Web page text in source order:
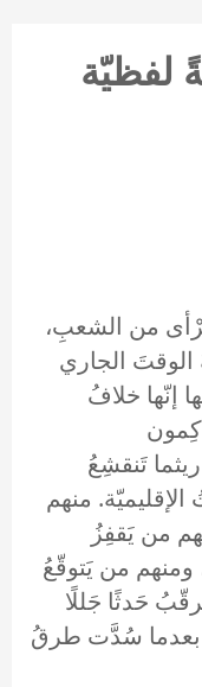
لفظيّة
من الشعبِ،
الوقتَ الجاري
إنّها خلافُ
تَنقشِعُ
منهم
من يَقفِزُ
ومنهم من يَتوقّعُ
حَدثًا جَللًا
بعدما سُدَّت طرقُ